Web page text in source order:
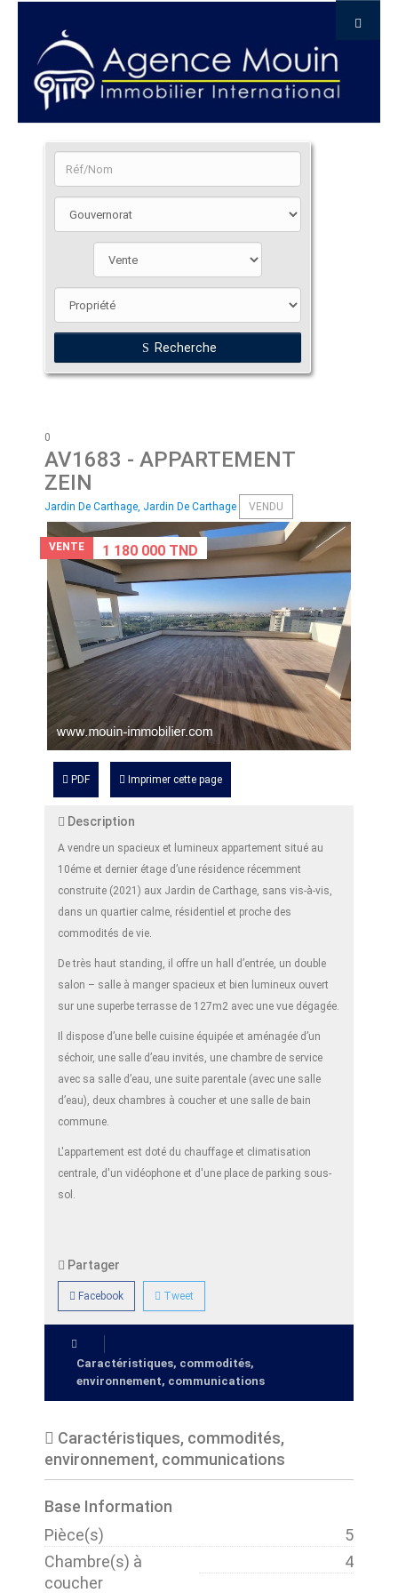
Recherche
0
AV1683 - APPARTEMENT
ZEIN
Jardin De Carthage, Jardin De Carthage VENDU
VENTE 1 180 000 TND
PDF Imprimer cette page
Description
A vendre un spacieux et lumineux appartement situé au
10éme et dernier étage d’une résidence récemment
construite (2021) aux Jardin de Carthage, sans vis-à-vis,
dans un quartier calme, résidentiel et proche des
commodités de vie.
De très haut standing, il offre un hall d’entrée, un double
salon – salle à manger spacieux et bien lumineux ouvert
sur une superbe terrasse de 127m2 avec une vue dégagée.
Il dispose d’une belle cuisine équipée et aménagée d’un
séchoir, une salle d’eau invités, une chambre de service
avec sa salle d’eau, une suite parentale (avec une salle
d’eau), deux chambres à coucher et une salle de bain
commune.
L'appartement est doté du chauffage et climatisation
centrale, d'un vidéophone et d'une place de parking sous-
sol.
Partager
Facebook Tweet
Caractéristiques, commodités,
environnement, communications
Caractéristiques, commodités,
environnement, communications
Base Information
Pièce(s)
5
Chambre(s) à
coucher
4